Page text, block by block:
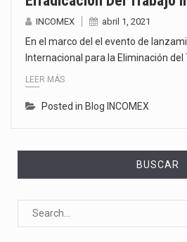
INCOMEX abril 1, 2021
En el marco del el evento de
Internacional para la Eliminación del
LEER MÁS
Posted in Blog INCOMEX
BUSCAR